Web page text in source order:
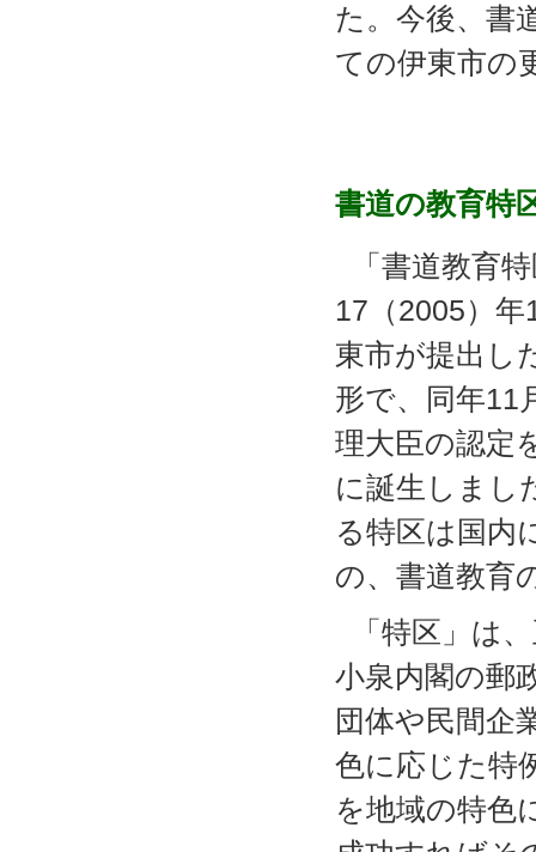
た。今後、書
ての伊東市の
書道の教育特
「書道教育
17（2005）
東市が提出し
形で、同年11
理大臣の認定
に誕生しまし
る特区は国内
の、書道教育
「特区」は
小泉内閣の郵
団体や民間企
色に応じた特
を地域の特色